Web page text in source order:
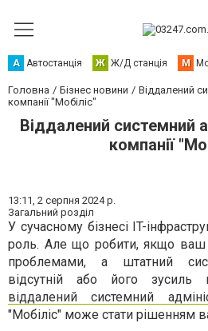
А Автостанція Ж Ж/Д станція М
Головна Бізнес новини
Віддалений
компанії "Мобіліс"
Віддалений системний
компанії
13:11, 2 серпня 2024 р.
Загальний розділ
У сучасному бізнесі IT-
роль. Але що робити, якщо ваш
проблемами, а штатний
відсутній або його зусиль
віддалений системний
"Мобіліс" може стати рішенням